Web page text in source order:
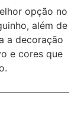
opção no
além de
a decoração
e cores que